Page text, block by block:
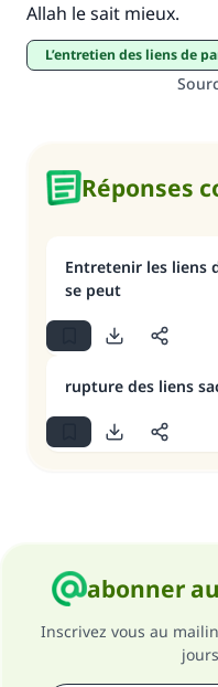
Allah le sait mieux.
L’entretien des liens de
Réponses
Entretenir les liens
se peut
rupture des liens
abonner
Inscrivez vous au